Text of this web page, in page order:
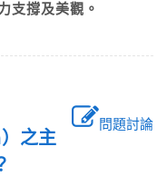
支撐及美觀。
問題討論
之主